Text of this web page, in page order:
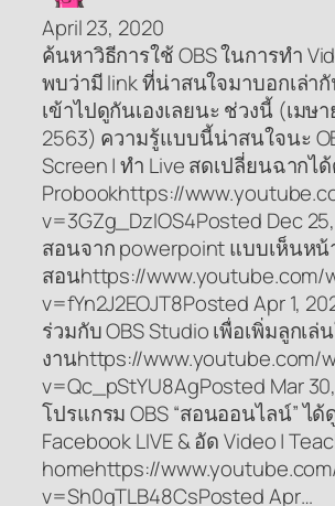
April 23, 2020
ค้นหาวิธีการใช้ OBS ในการทำ
พบว่ามี link ที่น่าสนใจมาบอกเล่า
เข้าไปดูกันเองเลยนะ ช่วงนี้ (เมษ
2563) ความรู้แบบนี้น่าสนใจนะ
Screen | ทำ Live สดเปลี่ยนฉากได้
Probookhttps://
v=3GZg_DzIOS4Posted Dec
สอนจาก powerpoint แบบเห็นหน้
สอนhttps://www.youtube.com/
v=fYn2J2EOJT8Posted Apr 1,
ร่วมกับ OBS Studio เพื่อเพิ่มลูกเล่
งานhttps://www.youtube.com/
v=Qc_pStYU8AgPosted Mar
โปรแกรม OBS “สอนออนไลน์” ได้
Facebook LIVE & อัด Video |
homehttps://
v=Sh0qTLB48CsPosted Apr…